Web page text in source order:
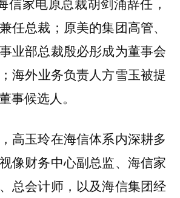
任总裁；原美的集团高管、
业部总裁殷必彤成为董事会
海外业务负责人方雪玉被提
事候选人。
高玉玲在海信体系内深耕多
像财务中心副总监、海信家
总会计师，以及海信集团经